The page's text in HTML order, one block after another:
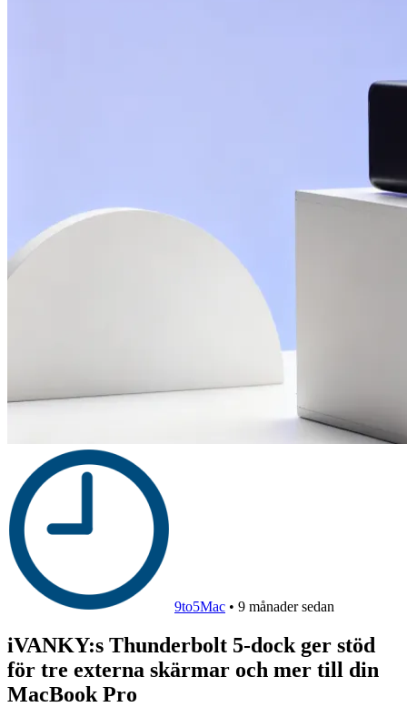
9to5Mac • 9 månader sedan
iVANKY:s Thunderbolt 5-dock ger stöd
för tre externa skärmar och mer till din
MacBook Pro